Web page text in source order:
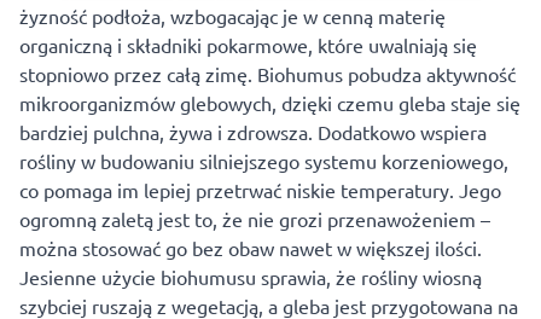
żyzność podłoża, wzbogacając je w cenną materię
organiczną i składniki pokarmowe, które uwalniają się
stopniowo przez całą zimę. Biohumus pobudza aktywność
mikroorganizmów glebowych, dzięki czemu gleba staje się
bardziej pulchna, żywa i zdrowsza. Dodatkowo wspiera
rośliny w budowaniu silniejszego systemu korzeniowego,
co pomaga im lepiej przetrwać niskie temperatury. Jego
ogromną zaletą jest to, że nie grozi przenawożeniem –
można stosować go bez obaw nawet w większej ilości.
Jesienne użycie biohumusu sprawia, że rośliny wiosną
szybciej ruszają z wegetacją, a gleba jest przygotowana na